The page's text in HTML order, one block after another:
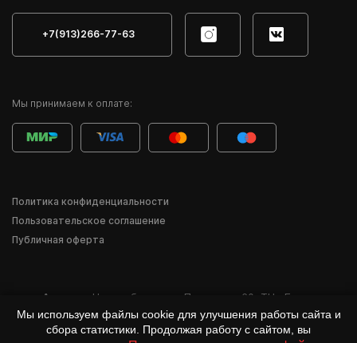
Мы принимаем к оплате:
+7(913)266-77-63
Политика конфиденциальности
Пользовательское соглашение
Публичная оферта
Адрес: г. Новосибирск ул. Писарева, 60 ТЦ «Баzа»
*Деятельность компании Meta Inc. и её продуктов Instagram, Facebook и др.
признана в России экстремистской и запрещена.
Мы используем файлы cookie для улучшения работы сайта и
сбора статистики. Продолжая работу с сайтом, вы